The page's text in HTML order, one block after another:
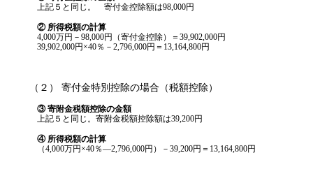
上記５と同じ。 寄付金控除額は98,000円
② 所得税額の計算
4,000万円－98,000円（寄付金控除）＝39,902,000円
39,902,000円×40％－2,796,000円＝13,164,800円
（２） 寄付金特別控除の場合（税額控除）
③ 寄附金税額控除の金額
上記５と同じ。寄附金税額控除額は39,200円
④ 所得税額の計算
（4,000万円×40％―2,796,000円）－39,200円＝13,164,800円